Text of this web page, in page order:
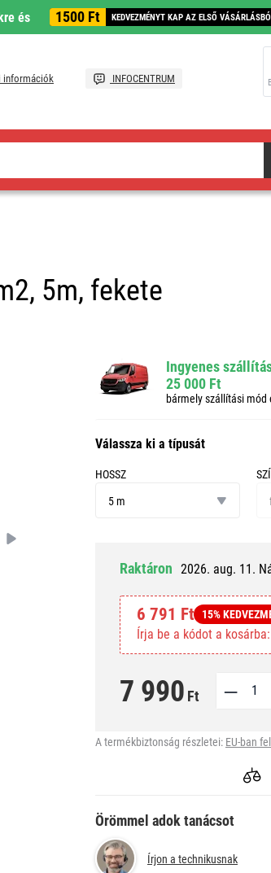
és 1500 Ft KEDVEZMÉNYT KAP AZ ELSŐ
információk
INFOCENTRUM
5m, fekete
Ingyenes
25 000 Ft
bármely szállítási mód
Válassza ki a típusát
HOSSZ
5 m
Raktáron 2026. aug. 11.
6 791 Ft 15%
Írja be a kódot a kosárba:
7 990 Ft
A termékbiztonság részletei: EU-ban
Örömmel adok tanácsot
Írjon a technikusnak